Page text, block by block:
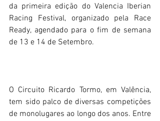
da primeira edição do Valencia Iberian
Racing Festival, organizado pela Race
Ready, agendado para o fim de semana
de 13 e 14 de Setembro.
O Circuito Ricardo Tormo, em Valência,
tem sido palco de diversas competições
de monolugares ao longo dos anos. Entre